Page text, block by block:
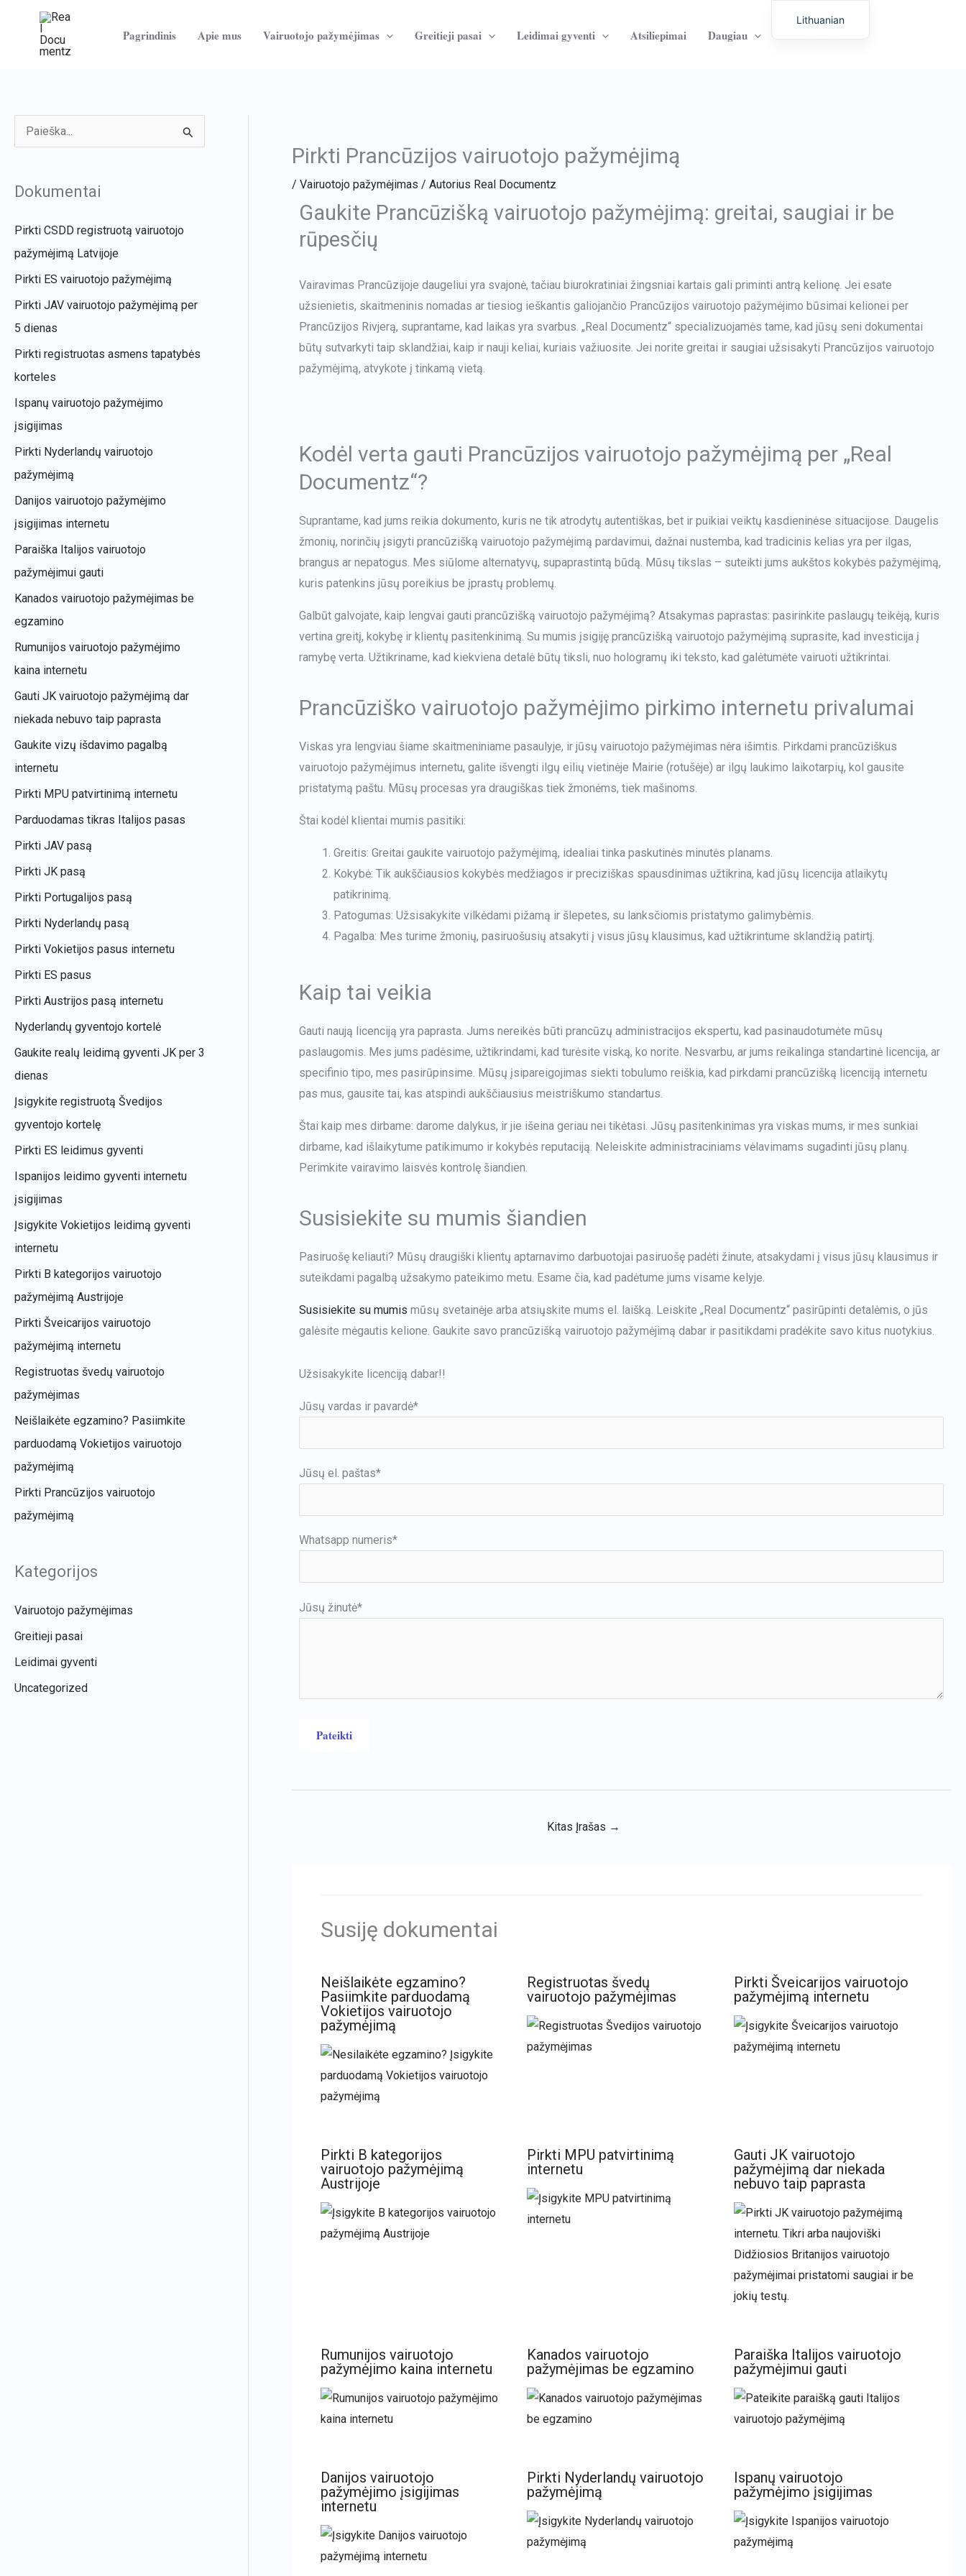
Pagrindinis Apie mus Vairuotojo pažymėjimas Greitieji pasai Leidimai gyventi Atsiliepimai Daugiau Susisiekite su
o
t
i
Dokumentai
Pirkti CSDD registruotą vairuotojo
pažymėjimą Latvijoje
Pirkti ES vairuotojo pažymėjimą
Pirkti JAV vairuotojo pažymėjimą per
5 dienas
Pirkti registruotas asmens tapatybės
korteles
Ispanų vairuotojo pažymėjimo
įsigijimas
Pirkti Nyderlandų vairuotojo
pažymėjimą
Danijos vairuotojo pažymėjimo
įsigijimas internetu
Paraiška Italijos vairuotojo
pažymėjimui gauti
Kanados vairuotojo pažymėjimas be
egzamino
Rumunijos vairuotojo pažymėjimo
kaina internetu
Gauti JK vairuotojo pažymėjimą dar
niekada nebuvo taip paprasta
Gaukite vizų išdavimo pagalbą
internetu
Pirkti MPU patvirtinimą internetu
Parduodamas tikras Italijos pasas
Pirkti JAV pasą
Pirkti JK pasą
Pirkti Portugalijos pasą
Pirkti Nyderlandų pasą
Pirkti Vokietijos pasus internetu
Pirkti ES pasus
Pirkti Austrijos pasą internetu
Nyderlandų gyventojo kortelė
Gaukite realų leidimą gyventi JK per 3
dienas
Įsigykite registruotą Švedijos
gyventojo kortelę
Pirkti ES leidimus gyventi
Ispanijos leidimo gyventi internetu
įsigijimas
Įsigykite Vokietijos leidimą gyventi
internetu
Pirkti B kategorijos vairuotojo
pažymėjimą Austrijoje
Pirkti Šveicarijos vairuotojo
pažymėjimą internetu
Registruotas švedų vairuotojo
pažymėjimas
Neišlaikėte egzamino? Pasiimkite
parduodamą Vokietijos vairuotojo
pažymėjimą
Pirkti Prancūzijos vairuotojo
pažymėjimą
Kategorijos
Vairuotojo pažymėjimas
Greitieji pasai
Leidimai gyventi
Uncategorized
Pirkti Prancūzijos vairuotojo pažymėjimą
/ Vairuotojo pažymėjimas / Autorius Real Documentz
Gaukite Prancūzišką vairuotojo pažymėjimą: greitai, saugiai ir be
rūpesčių
Vairavimas Prancūzijoje daugeliui yra svajonė, tačiau biurokratiniai žingsniai kartais gali priminti antrą kelionę. Jei esate
užsienietis, skaitmeninis nomadas ar tiesiog ieškantis galiojančio Prancūzijos vairuotojo pažymėjimo būsimai kelionei per
Prancūzijos Rivjerą, suprantame, kad laikas yra svarbus. „Real Documentz“ specializuojamės tame, kad jūsų seni dokumentai
būtų sutvarkyti taip sklandžiai, kaip ir nauji keliai, kuriais važiuosite. Jei norite greitai ir saugiai užsisakyti Prancūzijos vairuotojo
pažymėjimą, atvykote į tinkamą vietą.
Kodėl verta gauti Prancūzijos vairuotojo pažymėjimą per „Real
Documentz“?
Suprantame, kad jums reikia dokumento, kuris ne tik atrodytų autentiškas, bet ir puikiai veiktų kasdieninėse situacijose. Daugelis
žmonių, norinčių įsigyti prancūzišką vairuotojo pažymėjimą pardavimui, dažnai nustemba, kad tradicinis kelias yra per ilgas,
brangus ar nepatogus. Mes siūlome alternatyvų, supaprastintą būdą. Mūsų tikslas – suteikti jums aukštos kokybės pažymėjimą,
kuris patenkins jūsų poreikius be įprastų problemų.
Galbūt galvojate, kaip lengvai gauti prancūzišką vairuotojo pažymėjimą? Atsakymas paprastas: pasirinkite paslaugų teikėją, kuris
vertina greitį, kokybę ir klientų pasitenkinimą. Su mumis įsigiję prancūzišką vairuotojo pažymėjimą suprasite, kad investicija į
ramybę verta. Užtikriname, kad kiekviena detalė būtų tiksli, nuo hologramų iki teksto, kad galėtumėte vairuoti užtikrintai.
Prancūziško vairuotojo pažymėjimo pirkimo internetu privalumai
Viskas yra lengviau šiame skaitmeniniame pasaulyje, ir jūsų vairuotojo pažymėjimas nėra išimtis. Pirkdami prancūziškus
vairuotojo pažymėjimus internetu, galite išvengti ilgų eilių vietinėje Mairie (rotušėje) ar ilgų laukimo laikotarpių, kol gausite
pristatymą paštu. Mūsų procesas yra draugiškas tiek žmonėms, tiek mašinoms.
Štai kodėl klientai mumis pasitiki:
Greitis: Greitai gaukite vairuotojo pažymėjimą, idealiai tinka paskutinės minutės planams.
Kokybė: Tik aukščiausios kokybės medžiagos ir preciziškas spausdinimas užtikrina, kad jūsų licencija atlaikytų
patikrinimą.
Patogumas: Užsisakykite vilkėdami pižamą ir šlepetes, su lanksčiomis pristatymo galimybėmis.
Pagalba: Mes turime žmonių, pasiruošusių atsakyti į visus jūsų klausimus, kad užtikrintume sklandžią patirtį.
Kaip tai veikia
Gauti naują licenciją yra paprasta. Jums nereikės būti prancūzų administracijos ekspertu, kad pasinaudotumėte mūsų
paslaugomis. Mes jums padėsime, užtikrindami, kad turėsite viską, ko norite. Nesvarbu, ar jums reikalinga standartinė licencija, ar
specifinio tipo, mes pasirūpinsime. Mūsų įsipareigojimas siekti tobulumo reiškia, kad pirkdami prancūzišką licenciją internetu
pas mus, gausite tai, kas atspindi aukščiausius meistriškumo standartus.
Štai kaip mes dirbame: darome dalykus, ir jie išeina geriau nei tikėtasi. Jūsų pasitenkinimas yra viskas mums, ir mes sunkiai
dirbame, kad išlaikytume patikimumo ir kokybės reputaciją. Neleiskite administraciniams vėlavimams sugadinti jūsų planų.
Perimkite vairavimo laisvės kontrolę šiandien.
Susisiekite su mumis šiandien
Pasiruošę keliauti? Mūsų draugiški klientų aptarnavimo darbuotojai pasiruošę padėti žinute, atsakydami į visus jūsų klausimus ir
suteikdami pagalbą užsakymo pateikimo metu. Esame čia, kad padėtume jums visame kelyje.
Susisiekite su mumis mūsų svetainėje arba atsiųskite mums el. laišką. Leiskite „Real Documentz“ pasirūpinti detalėmis, o jūs
galėsite mėgautis kelione. Gaukite savo prancūzišką vairuotojo pažymėjimą dabar ir pasitikdami pradėkite savo kitus nuotykius.
Užsisakykite licenciją dabar!!
Jūsų vardas ir pavardė*
Jūsų el. paštas*
Whatsapp numeris*
Jūsų žinutė*
Kitas Įrašas →
Susiję dokumentai
Neišlaikėte egzamino?
Pasiimkite parduodamą
Vokietijos vairuotojo
pažymėjimą
Registruotas švedų
vairuotojo pažymėjimas
Pirkti Šveicarijos vairuotojo
pažymėjimą internetu
Pirkti B kategorijos
vairuotojo pažymėjimą
Austrijoje
Pirkti MPU patvirtinimą
internetu
Gauti JK vairuotojo
pažymėjimą dar niekada
nebuvo taip paprasta
Rumunijos vairuotojo
pažymėjimo kaina internetu
Kanados vairuotojo
pažymėjimas be egzamino
Paraiška Italijos vairuotojo
pažymėjimui gauti
Danijos vairuotojo
pažymėjimo įsigijimas
internetu
Pirkti Nyderlandų vairuotojo
pažymėjimą
Ispanų vairuotojo
pažymėjimo įsigijimas
Lithuanian
Polish
Chinese
French
Japanese
Bulgarian